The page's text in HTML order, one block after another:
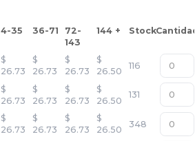
4-35 36-71
72-
143
144 + StockCantidad
$
26.73
$
26.73
$
26.73
$
26.50
116
$
26.73
$
26.73
$
26.73
$
26.50
131
$
26.73
$
26.73
$
26.73
$
26.50
348